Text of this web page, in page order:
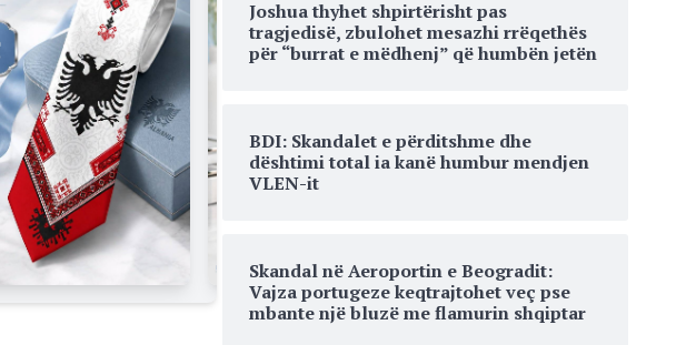
Joshua thyhet shpirtërisht pas
tragjedisë, zbulohet mesazhi rrëqethës
për “burrat e mëdhenj” që humbën jetën
BDI: Skandalet e përditshme dhe
dështimi total ia kanë humbur mendjen
VLEN-it
Skandal në Aeroportin e Beogradit:
Vajza portugeze keqtrajtohet veç pse
mbante një bluzë me flamurin shqiptar